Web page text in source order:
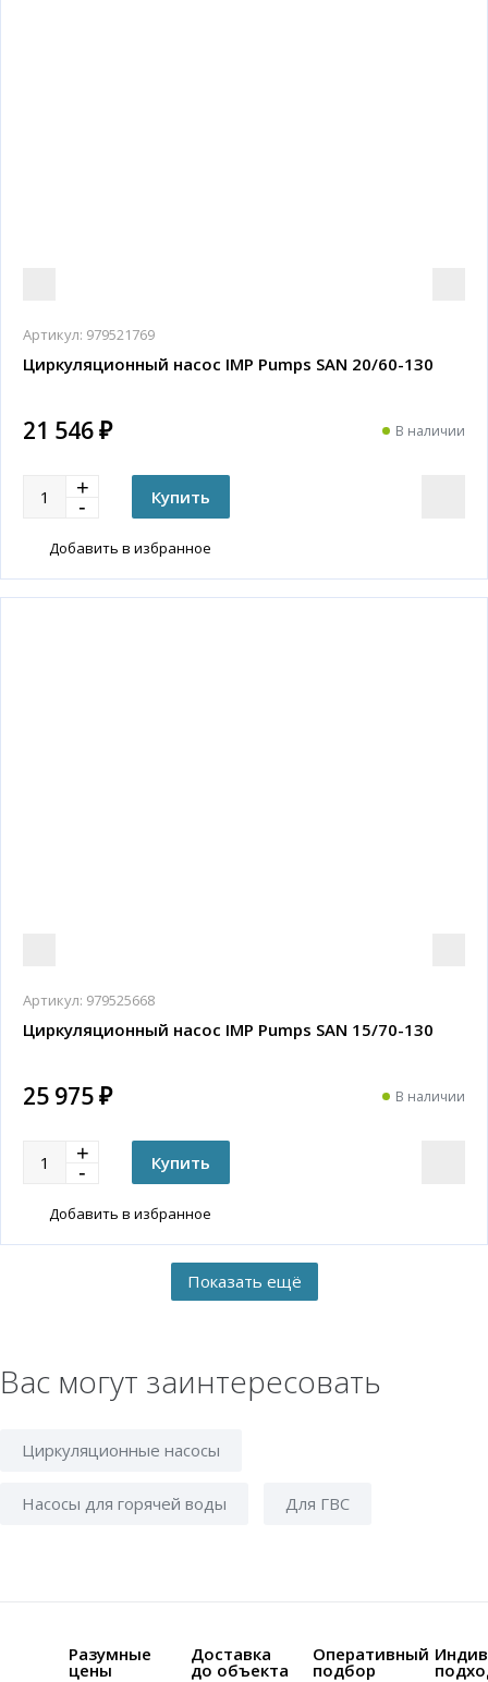
Артикул: 979521769
Циркуляционный насос IMP Pumps SAN 20/60-130
21 546 ₽ В наличии
Добавить в избранное
Артикул: 979525668
Циркуляционный насос IMP Pumps SAN 15/70-130
25 975 ₽ В наличии
Добавить в избранное
Вас могут заинтересовать
Циркуляционные насосы
Насосы для горячей воды Для ГВС
Разумные
цены
Доставка
до объекта
Оперативный
подбор